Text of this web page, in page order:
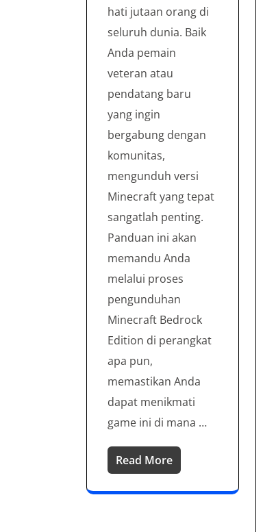
hati jutaan orang di
seluruh dunia. Baik
Anda pemain
veteran atau
pendatang baru
yang ingin
bergabung dengan
komunitas,
mengunduh versi
Minecraft yang tepat
sangatlah penting.
Panduan ini akan
memandu Anda
melalui proses
pengunduhan
Minecraft Bedrock
Edition di perangkat
apa pun,
memastikan Anda
dapat menikmati
game ini di mana …
Read More